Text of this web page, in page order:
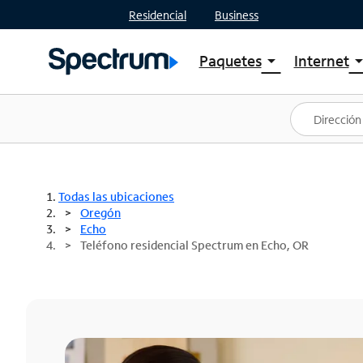
Residencial Business
Paquetesarrow_drop_down
Ver paquetes
Spectrum One
Mejores ofertas
Internetarrow_drop_down
Planes
Todas las ubicaciones
Oregón
Echo
Teléfono residencial Spectrum en Echo, OR